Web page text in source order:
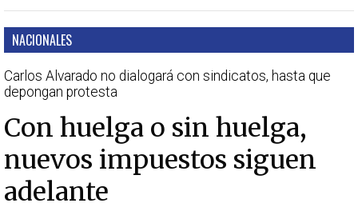
NACIONALES
Carlos Alvarado no dialogará con sindicatos, hasta que
depongan protesta
Con huelga o sin huelga,
nuevos impuestos siguen
adelante